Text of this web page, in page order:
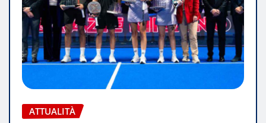
ATTUALITÀ